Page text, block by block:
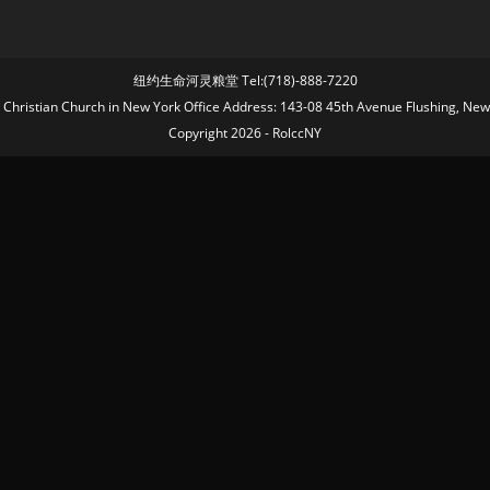
纽约生命河灵粮堂 Tel:(718)-888-7220
Christian Church in New York Office Address: 143-08 45th Avenue Flushing,
Copyright 2026 - RolccNY